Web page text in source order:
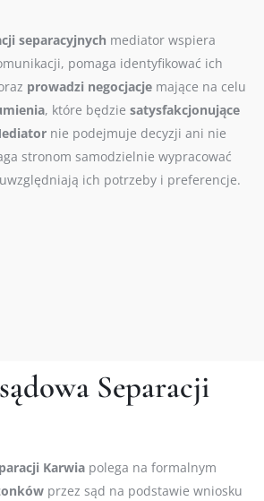
separacyjnych mediator wspiera
pomaga identyfikować ich
prowadzi negocjacjemające na celu
, które będzie satysfakcjonujące
nie podejmuje decyzji ani nie
stronom samodzielnie wypracować
ich potrzeby i preferencje.
Separacji
Karwia polega na formalnym
przez sąd na podstawie wniosku